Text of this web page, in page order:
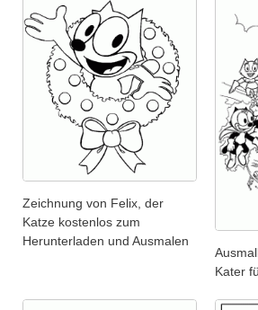
Zeichnung von Felix, der
Katze kostenlos zum
Herunterladen und Ausmalen
Kater